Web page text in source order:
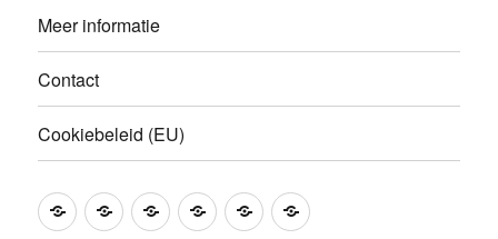
Meer informatie
Contact
Cookiebeleid (EU)
WelkomOptredenProgramma’s
Meer ContactCookiebeleid